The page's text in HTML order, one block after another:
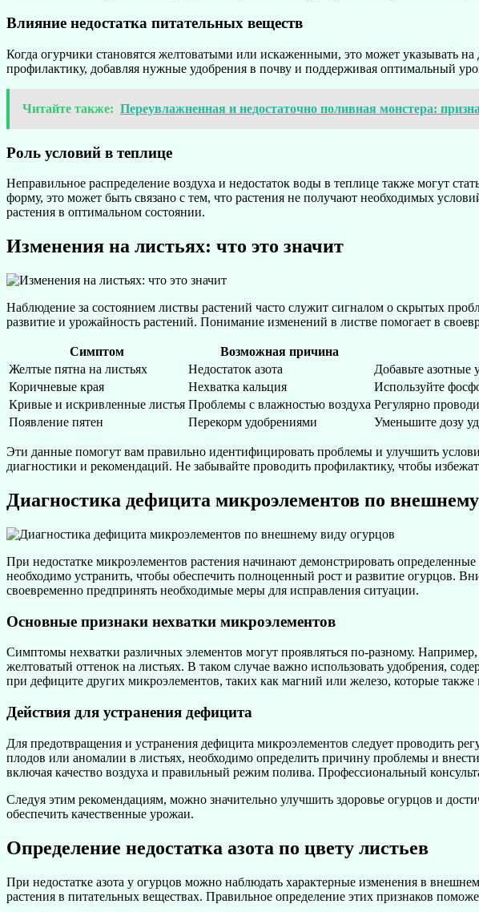
Влияние недостатка питательных веществ
Когда огурчики становятся желтоватыми или искаженными, это может указывать
профилактику, добавляя нужные удобрения в почву и поддерживая оптимальный
Читайте также: Переувлажненная и недостаточно поливная монстера:
Роль условий в теплице
Неправильное распределение воздуха и недостаток воды в теплице также могут
форму, это может быть связано с тем, что растения не получают необходимых
растения в оптимальном состоянии.
Изменения на листьях: что это значит
Наблюдение за состоянием листвы растений часто служит сигналом о скрытых
развитие и урожайность растений. Понимание изменений в листве помогает в
Симптом Возможная причина
Желтые пятна на листьях
Недостаток азота
Добавьте азотные
Коричневые края
Нехватка кальция
Используйте
Кривые и искривленные листья Проблемы с влажностью воздуха Регулярно
Появление пятен
Перекорм удобрениями Уменьшите дозу
Эти данные помогут вам правильно идентифицировать проблемы и улучшить
диагностики и рекомендаций. Не забывайте проводить профилактику, чтобы
Диагностика дефицита микроэлементов по
При недостатке микроэлементов растения начинают демонстрировать
необходимо устранить, чтобы обеспечить полноценный рост и развитие огурцов.
своевременно предпринять необходимые меры для исправления ситуации.
Основные признаки нехватки микроэлементов
Симптомы нехватки различных элементов могут проявляться по-разному.
желтоватый оттенок на листьях. В таком случае важно использовать удобрения,
при дефиците других микроэлементов, таких как магний или железо, которые
Действия для устранения дефицита
Для предотвращения и устранения дефицита микроэлементов следует проводить
плодов или аномалии в листьях, необходимо определить причину проблемы и
включая качество воздуха и правильный режим полива. Профессиональный
Следуя этим рекомендациям, можно значительно улучшить здоровье огурцов и
обеспечить качественные урожаи.
Определение недостатка азота по цвету листьев
При недостатке азота у огурцов можно наблюдать характерные изменения в
растения в питательных веществах. Правильное определение этих признаков